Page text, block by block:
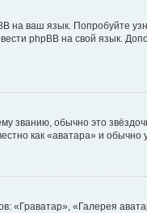
на ваш язык. Попробуйте
phpBB на свой язык.
званию, обычно это
как «аватара» и обычно
«Граватар», «Галерея